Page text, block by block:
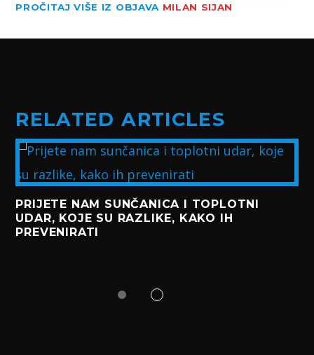
PROČITAJ VIŠE IZ OBJAVA MILAN SIJAN
RELATED ARTICLES
PRIJETE NAM SUNČANICA I TOPLOTNI
UDAR, KOJE SU RAZLIKE, KAKO IH
PREVENIRATI